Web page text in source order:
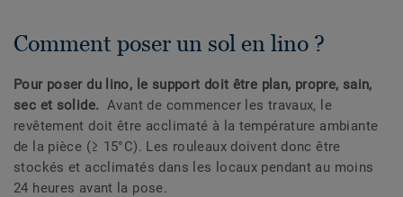
Comment poser un sol en lino ?
Pour poser du lino, le support doit être plan, propre, sain,
sec et solide. Avant de commencer les travaux, le
revêtement doit être acclimaté à la température ambiante
de la pièce (≥ 15°C). Les rouleaux doivent donc être
stockés et acclimatés dans les locaux pendant au moins
24 heures avant la pose.